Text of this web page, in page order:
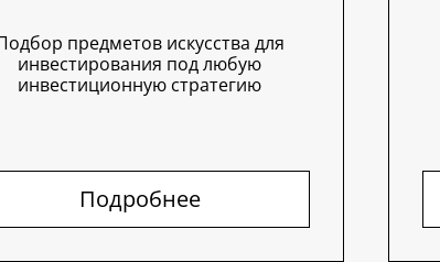
предметов искусства для
инвестирования под любую
инвестиционную стратегию
Подробнее